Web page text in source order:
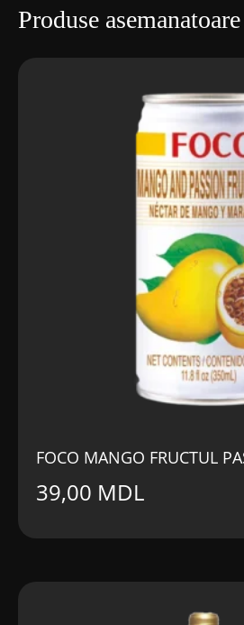
Produse asemanatoare
FOCO MANGO FRUCTUL
39,00 MDL